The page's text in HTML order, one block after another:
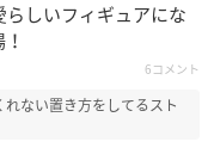
らしいフィギュアにな
6コメント
ない置き方をしてるスト